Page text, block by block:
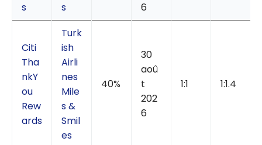
s
s
6
Citi
Tha
nkY
ou
Rew
ards
Turk
ish
Airli
nes
Mile
s &
Smil
es
40%
30
aoû
t
202
6
1:1 1:1.4